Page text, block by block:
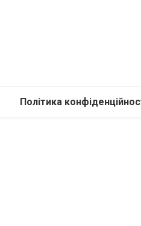
Політика